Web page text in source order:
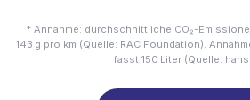
* Annahme: durchschnittliche CO₂-
143 g pro km (Quelle: RAC Foundation).
fasst 150 Liter (Quelle: